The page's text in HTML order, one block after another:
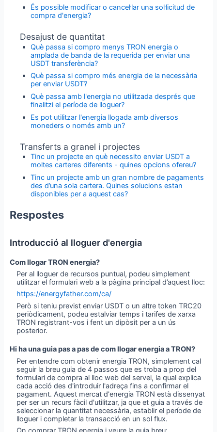
És possible modificar o cancel·lar una sol·licitud de
compra d'energia?
Desajust de quantitat
Què passa si compro menys TRON energia o
amplada de banda de la requerida per enviar una
USDT transferència?
Què passa si compro més energia de la necessària
per enviar USDT?
Què passa amb l'energia no utilitzada després que
finalitzi el període de lloguer?
Es pot utilitzar l'energia llogada amb diversos
moneders o només amb un?
Transferts a granel i projectes
Tinc un projecte en què necessito enviar USDT a
moltes carteres diferents - quines opcions ofereu?
Tinc un projecte amb un gran nombre de pagaments
des d’una sola cartera. Quines solucions estan
disponibles per a aquest cas?
Respostes
Introducció al lloguer d'energia
Com llogar TRON energia?
Per al lloguer de recursos puntual, podeu simplement
utilitzar el formulari web a la pàgina principal d’aquest lloc:
https://energyfather.com/ca/
Però si teniu previst enviar USDT o un altre token TRC20
periòdicament, podeu estalviar temps i tarifes de xarxa
TRON registrant-vos i fent un dipòsit per a un ús
posterior.
Hi ha una guia pas a pas de com llogar energia a TRON?
Per entendre com obtenir energia TRON, simplement cal
seguir la breu guia de 4 passos que es troba a prop del
formulari de compra al lloc web del servei, la qual explica
cada acció des d'introduir l'adreça fins a confirmar el
pagament. Aquest mercat d'energia TRON està dissenyat
per ser un recurs fàcil d'utilitzar, ja que et guia a través de
seleccionar la quantitat necessària, establir el període de
lloguer i completar la transacció en un sol flux.